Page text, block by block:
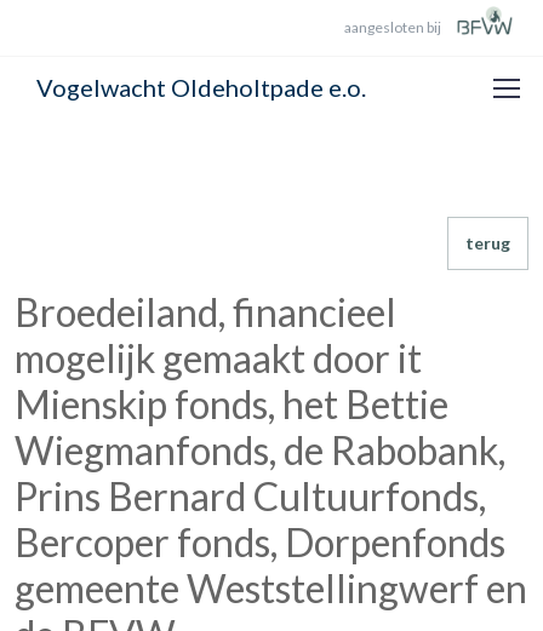
aangesloten bij
Vogelwacht Oldeholtpade e.o.
terug
Broedeiland, financieel
mogelijk gemaakt door it
Mienskip fonds, het Bettie
Wiegmanfonds, de Rabobank,
Prins Bernard Cultuurfonds,
Bercoper fonds, Dorpenfonds
gemeente Weststellingwerf en